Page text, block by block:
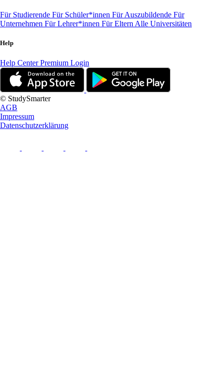
Für Studierende Für Schüler*innen Für Auszubildende Für
Unternehmen Für Lehrer*innen Für Eltern Alle Universitäten
Help
Help CenterPremium Login
© StudySmarter
AGB
Impressum
Datenschutzerklärung